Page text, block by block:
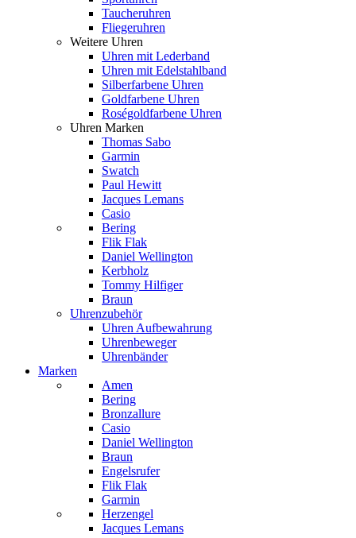
Taucheruhren
Fliegeruhren
Weitere Uhren
Uhren mit Lederband
Uhren mit Edelstahlband
Silberfarbene Uhren
Goldfarbene Uhren
Roségoldfarbene Uhren
Uhren Marken
Thomas Sabo
Garmin
Swatch
Paul Hewitt
Jacques Lemans
Casio
Bering
Flik Flak
Daniel Wellington
Kerbholz
Tommy Hilfiger
Braun
Uhrenzubehör
Uhren Aufbewahrung
Uhrenbeweger
Uhrenbänder
Marken
Amen
Bering
Bronzallure
Casio
Daniel Wellington
Braun
Engelsrufer
Flik Flak
Garmin
Herzengel
Jacques Lemans